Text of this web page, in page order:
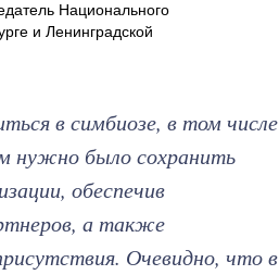
Национального
и Ленинградской
в симбиозе, в том числе
нужно было сохранить
обеспечив
а также
Очевидно, что в